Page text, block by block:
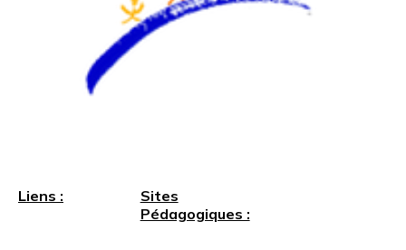
Liens :
Sites
Pédagogiques :